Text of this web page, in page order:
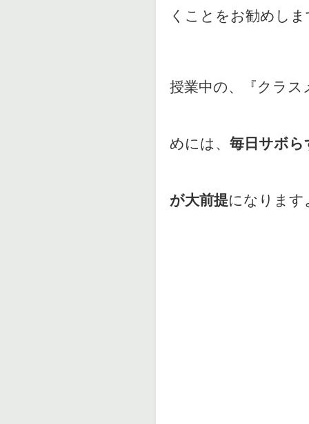
くことをお勧めし
授業中の、『クラ
めには、 毎日サボ
が大前提になります